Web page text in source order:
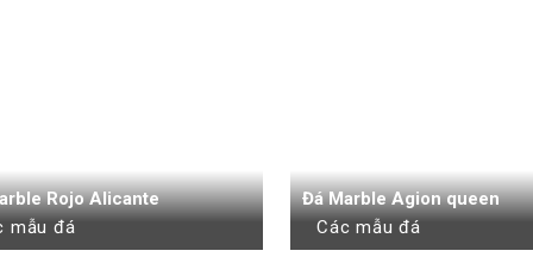
mẫu đá
Rojo Alicante
Các mẫu đá
Đá Marble Agion queen